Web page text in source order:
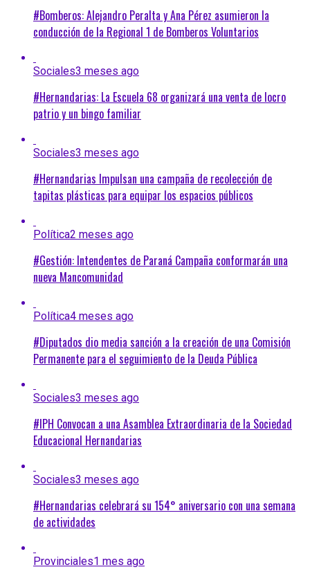
#Bomberos: Alejandro Peralta y Ana Pérez asumieron la
conducción de la Regional 1 de Bomberos Voluntarios
Sociales3 meses ago
#Hernandarias: La Escuela 68 organizará una venta de locro
patrio y un bingo familiar
Sociales3 meses ago
#Hernandarias Impulsan una campaña de recolección de
tapitas plásticas para equipar los espacios públicos
Política2 meses ago
#Gestión: Intendentes de Paraná Campaña conformarán una
nueva Mancomunidad
Política4 meses ago
#Diputados dio media sanción a la creación de una Comisión
Permanente para el seguimiento de la Deuda Pública
Sociales3 meses ago
#IPH Convocan a una Asamblea Extraordinaria de la Sociedad
Educacional Hernandarias
Sociales3 meses ago
#Hernandarias celebrará su 154° aniversario con una semana
de actividades
Provinciales1 mes ago